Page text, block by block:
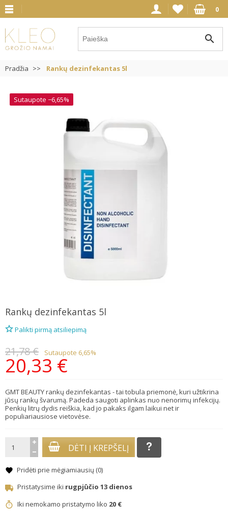
0
search
Pradžia Rankų dezinfekantas 5l
Sutaupote −6,65%
Rankų dezinfekantas 5l
Palikti pirmą atsiliepimą
21,78 € Sutaupote 6,65%
20,33 €
GMT BEAUTY rankų dezinfekantas - tai tobula priemonė, kuri užtikrina
jūsų rankų švarumą. Padeda saugoti aplinkas nuo nenorimų infekcijų.
Penkių litrų dydis reiškia, kad jo pakaks ilgam laikui net ir
populiariausiose vietovėse.
DĖTI Į KREPŠELĮ
Pridėti prie mėgiamiausių (0)
Pristatysime iki rugpjūčio 13 dienos
Iki nemokamo pristatymo liko 20 €